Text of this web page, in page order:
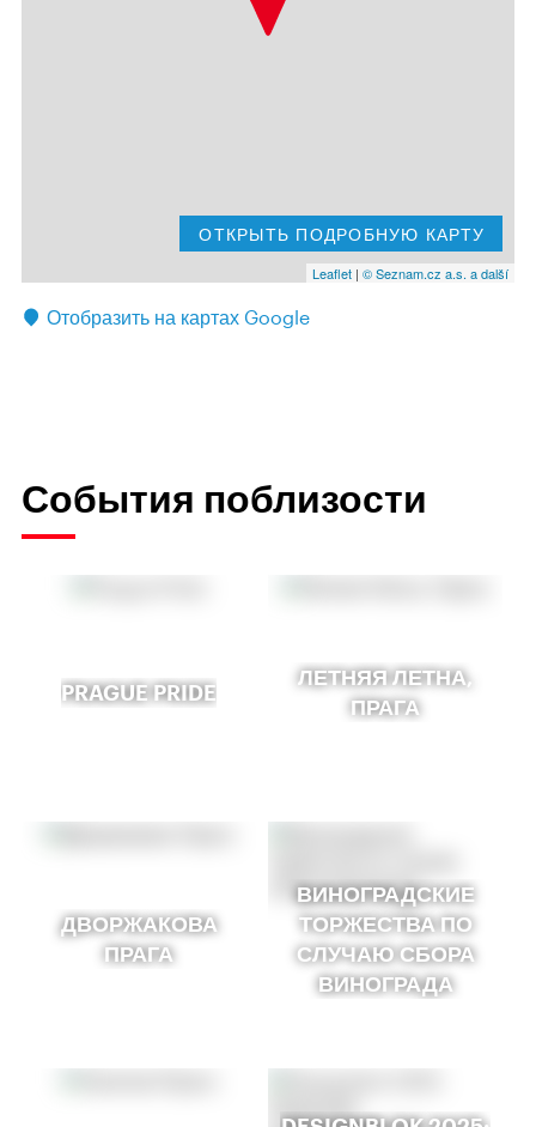
ОТКРЫТЬ ПОДРОБНУЮ КАРТУ
Leaflet | © Seznam.cz a.s. a další
Отобразить на картах Google
События поблизости
PRAGUE PRIDE
ЛЕТНЯЯ ЛЕТНА,
ПРАГА
ДВОРЖАКОВА
ПРАГА
ВИНОГРАДСКИЕ
ТОРЖЕСТВА ПО
СЛУЧАЮ СБОРА
ВИНОГРАДА